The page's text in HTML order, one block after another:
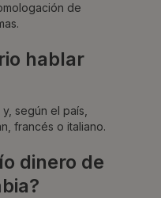
de
hablar
según el país,
francés o italiano.
dinero de